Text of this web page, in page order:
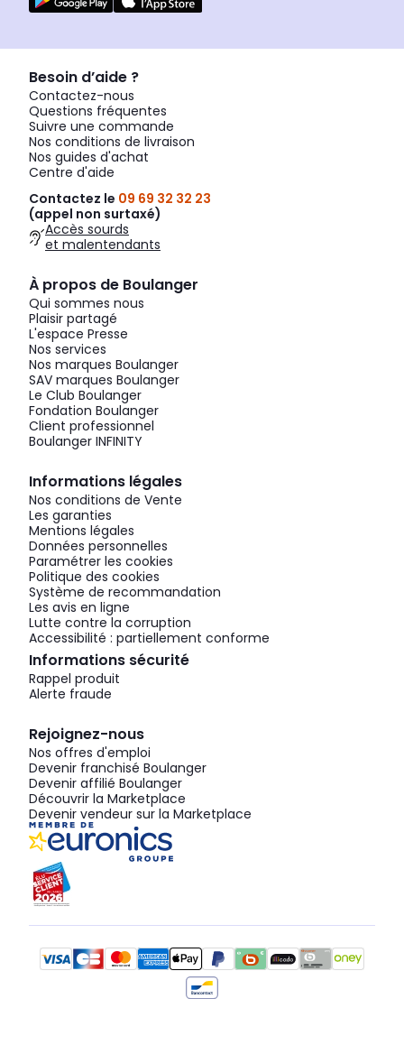
Besoin d’aide ?
Contactez-nous
Questions fréquentes
Suivre une commande
Nos conditions de livraison
Nos guides d'achat
Centre d'aide
Contactez le 09 69 32 32 23
(appel non surtaxé)
Accès sourds
et malentendants
À propos de Boulanger
Qui sommes nous
Plaisir partagé
L'espace Presse
Nos services
Nos marques Boulanger
SAV marques Boulanger
Le Club Boulanger
Fondation Boulanger
Client professionnel
Boulanger INFINITY
Informations légales
Nos conditions de Vente
Les garanties
Mentions légales
Données personnelles
Paramétrer les cookies
Politique des cookies
Système de recommandation
Les avis en ligne
Lutte contre la corruption
Accessibilité : partiellement conforme
Informations sécurité
Rappel produit
Alerte fraude
Rejoignez-nous
Nos offres d'emploi
Devenir franchisé Boulanger
Devenir affilié Boulanger
Découvrir la Marketplace
Devenir vendeur sur la Marketplace